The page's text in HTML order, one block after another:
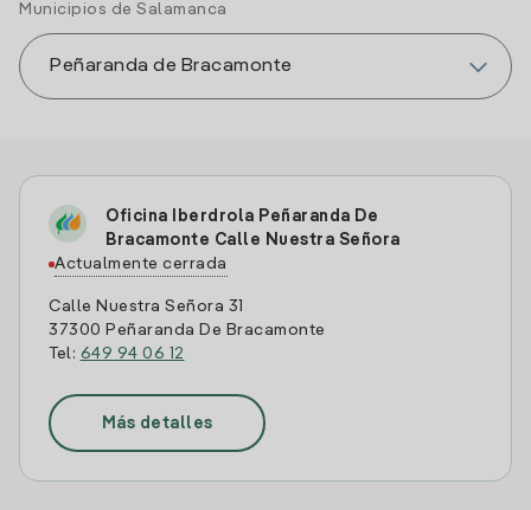
Municipios de Salamanca
Oficina Iberdrola Peñaranda De
Bracamonte Calle Nuestra Señora
Actualmente cerrada
Calle Nuestra Señora 31
37300 Peñaranda De Bracamonte
Tel: 649 94 06 12
Más detalles